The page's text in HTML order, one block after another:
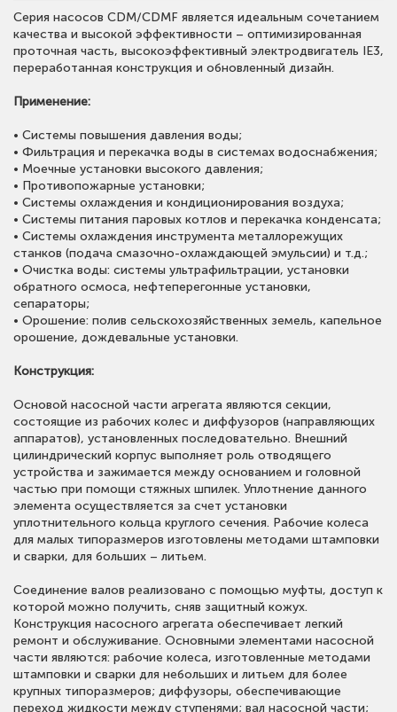
Cерия насосов CDM/CDMF является идеальным сочетанием
качества и высокой эффективности – оптимизированная
проточная часть, высокоэффективный электродвигатель IE3,
переработанная конструкция и обновленный дизайн.
Применение:
• Системы повышения давления воды;
• Фильтрация и перекачка воды в системах водоснабжения;
• Моечные установки высокого давления;
• Противопожарные установки;
• Cистемы охлаждения и кондиционирования воздуха;
• Системы питания паровых котлов и перекачка конденсата;
• Системы охлаждения инструмента металлорежущих
станков (подача смазочно-охлаждающей эмульсии) и т.д.;
• Очистка воды: системы ультрафильтрации, установки
обратного осмоса, нефтеперегонные установки,
сепараторы;
• Орошение: полив сельскохозяйственных земель, капельное
орошение, дождевальные установки.
Конструкция:
Основой насосной части агрегата являются секции,
состоящие из рабочих колес и диффузоров (направляющих
аппаратов), установленных последовательно. Внешний
цилиндрический корпус выполняет роль отводящего
устройства и зажимается между основанием и головной
частью при помощи стяжных шпилек. Уплотнение данного
элемента осуществляется за счет установки
уплотнительного кольца круглого сечения. Рабочие колеса
для малых типоразмеров изготовлены методами штамповки
и сварки, для больших – литьем.
Соединение валов реализовано с помощью муфты, доступ к
которой можно получить, сняв защитный кожух.
Конструкция насосного агрегата обеспечивает легкий
ремонт и обслуживание. Основными элементами насосной
части являются: рабочие колеса, изготовленные методами
штамповки и сварки для небольших и литьем для более
крупных типоразмеров; диффузоры, обеспечивающие
переход жидкости между ступенями; вал насосной части;
• Расход:до 240 м³ /ч;
• Напор: до 305 м;
• Мощность:до 110 кВт;
• Температура рабочей среды: -15°С ~ +120°С;
•Материалы насосов:
CDM - входной/выходной патрубки из чугуна;
CDMF - входной/выходной патрубки из нерж. cтали AISI
304;
•Класс энергоэффективности:
•Частота вращения:2900 об/мин;
•Степень защиты:IP55;
•Тип присоединения:фланцевое (CDM - фланец, CDMF -
фланец на резьбе), резьбовое.
Для просмотра цен скачайте прайс-лист.
Обращаем внимание, что в прайс-листе указаны сметные
стоимости.
Для получения предложения со скидкой оставьте заявку